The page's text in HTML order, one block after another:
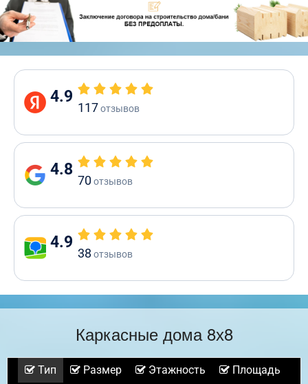
4.9
117отзывов
4.8
70отзывов
4.9
38 отзывов
Каркасные дома 8х8
Тип Размер Этажность
Площадь